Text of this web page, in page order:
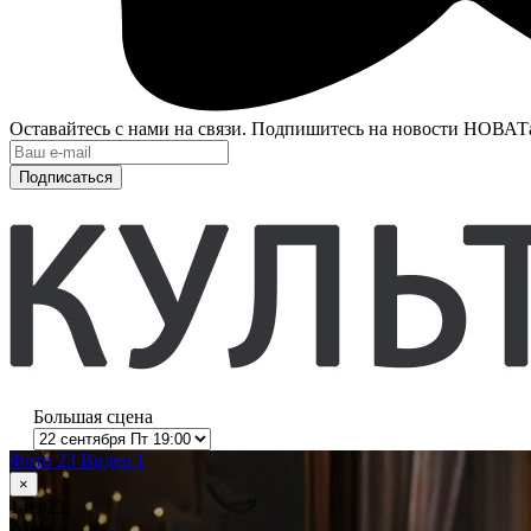
Оставайтесь с нами на связи. Подпишитесь на новости
Подписаться
Большая сцена
Фото 23 Видео 1
×
1
из 23